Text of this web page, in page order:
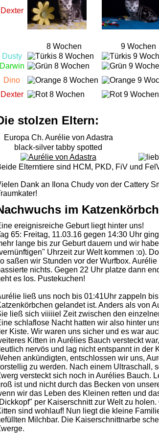
Dexter
8 Wochen 9 Wochen
Dusty
Darwin
Dino
Dexter
stolzen Eltern:
Europa Ch. Aurélie von Adastra
black-silver tabby spotted
Elterntiere sind HCM, PKD, FiV und
Dank an Ilona Chudy von der Cattery
im
ereignisreiche Geburt liegt hinter uns!
65: Freitag, 11.03.16 gegen 14:30 Uhr
lange bis zur Geburt dauern und wir
Uhrzeit zur Welt kommen :o).
saßen wir Stunden vor der Wurfbox.
nichts. Gegen 22 Uhr platze dann
es los. Pustekuchen!
ließ uns noch bis 01:41Uhr zappeln
gelandet ist. Anders als von
ließ sich viiiiiel Zeit zwischen den
schlaflose Nacht hatten wir also hinter
Kiste. Wir waren uns sicher und es war
Kitten in Aurélies Bauch versteckt
nervös und lag nicht entspannt in der
ankündigten, entschlossen wir uns,
zu werden. Nach einem Ultraschall,
versteckt sich noch in Aurélies Bauch.
ist und nicht durch das Becken von
wir das Leben des Kleinen retten und
per Kaiserschnitt zur Welt zu
sind wohlauf! Nun liegt die kleine
Milchbar. Die Kaiserschnittnarbe